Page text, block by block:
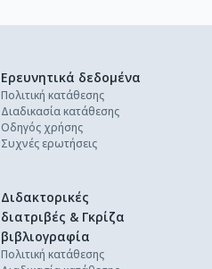
Ερευνητικά δεδομένα
Πολιτική κατάθεσης
Διαδικασία κατάθεσης
Οδηγός χρήσης
Συχνές ερωτήσεις
Διδακτορικές
διατριβές & Γκρίζα
βιβλιογραφία
Πολιτική κατάθεσης